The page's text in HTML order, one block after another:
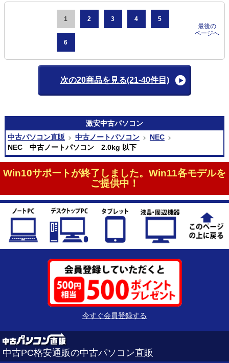
1 2 3 4 5
6
最後の
ページへ
次の20商品を見る(21-40件目)
激安中古パソコン
中古パソコン直販
中古ノートパソコン
NEC
NEC 中古ノートパソコン 2.0kg 以下
Win10サポートが終了しました。Win11各モデルを
ご提供中！
今すぐ会員登録する
中古PC格安通販の中古パソコン直販